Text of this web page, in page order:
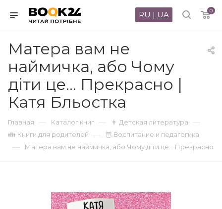
0
RU | UA
Матера вам не
наймичка, або Чому
діти це... Прекрасно |
Катя Бльостка
Главная — Каталог книг — 👨 Детская литература —
👪 Книги для родителей — 🦉 Воспитание и педагогика
— Матера вам не наймичка, або Чому діти це... Прекрасно